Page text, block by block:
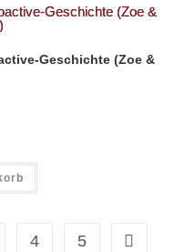
Geschichte (Zoe &
4 5